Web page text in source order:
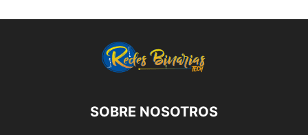
SOBRE NOSOTROS